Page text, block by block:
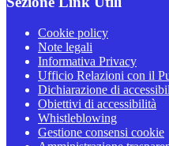
Cookie policy
Note legali
Informativa Privacy
Ufficio Relazioni con il
Dichiarazione di
Obiettivi di accessibilità
Whistleblowing
Gestione consensi cookie